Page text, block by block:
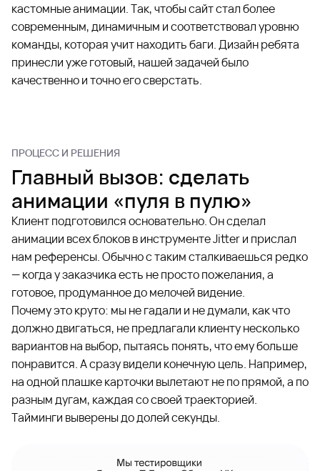
кастомные анимации. Так, чтобы сайт стал более
современным, динамичным и соответствовал уровню
команды, которая учит находить баги. Дизайн ребята
принесли уже готовый, нашей задачей было
качественно и точно его сверстать.
ПРОЦЕСС И РЕШЕНИЯ
Главный вызов: сделать
анимации «пуля в пулю»
Клиент подготовился основательно. Он сделал
анимации всех блоков в инструменте Jitter и прислал
нам референсы. Обычно с таким сталкиваешься редко
— когда у заказчика есть не просто пожелания, а
готовое, продуманное до мелочей видение.
Почему это круто: мы не гадали и не думали, как что
должно двигаться, не предлагали клиенту несколько
вариантов на выбор, пытаясь понять, что ему больше
понравится. А сразу видели конечную цель. Например,
на одной плашке карточки вылетают не по прямой, а по
разным дугам, каждая со своей траекторией.
Тайминги выверены до долей секунды.